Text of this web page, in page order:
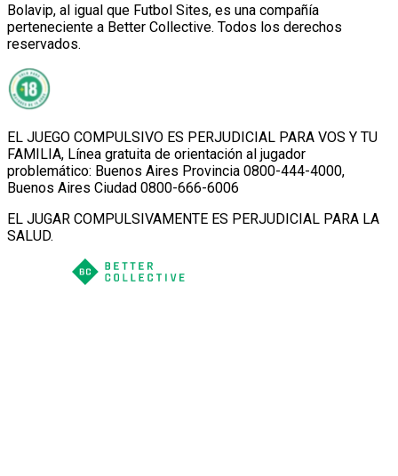
Bolavip, al igual que Futbol Sites, es una compañía
perteneciente a Better Collective. Todos los derechos
reservados.
EL JUEGO COMPULSIVO ES PERJUDICIAL PARA VOS Y TU
FAMILIA, Línea gratuita de orientación al jugador
problemático: Buenos Aires Provincia 0800-444-4000,
Buenos Aires Ciudad 0800-666-6006
EL JUGAR COMPULSIVAMENTE ES PERJUDICIAL PARA LA
SALUD.